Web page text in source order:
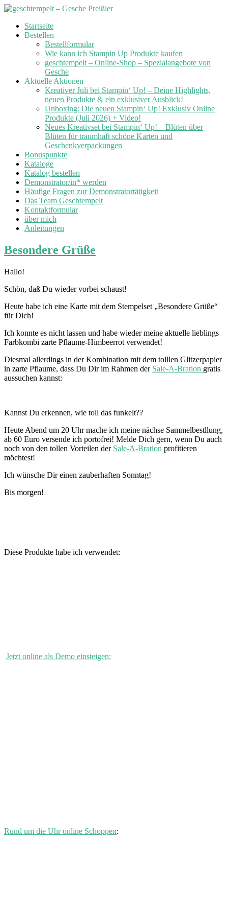
Skip
Startseite
Bestellen
Bestellformular
Wie kann ich Stampin Up Produkte kaufen
geschtempelt – Online-Shop – Spezialangebote von
Gesche
Aktuelle Aktionen
Kreativer Juli bei Stampin‘ Up! – Deine Highlights,
neuen Produkte & ein exklusiver Ausblick!
Unboxing: Die neuen Stampin‘ Up! Exklusiv Online
Produkte (Juli 2026) + Video!
Neues Kreativset bei Stampin‘ Up! – Blüten über
Blüten für traumhaft schöne Karten und
Geschenkverpackungen
Bonuspunkte
Kataloge
Katalog bestellen
Demonstrator/in* werden
Häufige Fragen zur Demonstratortätigkeit
Das Team Geschtempelt
Kontaktformular
über mich
Anleitungen
Besondere Grüße
Hallo!
Schön, daß Du wieder vorbei schaust!
Heute habe ich eine Karte mit dem Stempelset „Besondere Grüße“
für Dich!
Ich konnte es nicht lassen und habe wieder meine aktuelle lieblings
Farbkombi zarte Pflaume-Himbeerrot verwendet!
Diesmal allerdings in der Kombination mit dem tolllen Glitzerpapier
in zarte Pflaume, dass Du Dir im Rahmen der Sale-A-Bration gratis
aussuchen kannst:
Kannst Du erkennen, wie toll das funkelt??
Heute Abend um 20 Uhr mache ich meine nächse Sammelbestllung,
ab 60 Euro versende ich portofrei! Melde Dich gern, wenn Du auch
noch von den tollen Vorteilen der Sale-A-Bration profitieren
möchtest!
Ich wünsche Dir einen zauberhaften Sonntag!
Bis morgen!
Diese Produkte habe ich verwendet:
Jetzt online als Demo einsteigen:
Rund um die Uhr online Schoppen: